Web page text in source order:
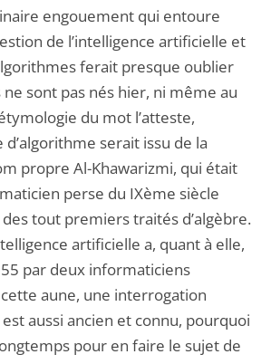
engouement qui entoure
de l’intelligence artificielle et
ferait presque oublier
sont pas nés hier, ni même au
du mot l’atteste,
serait issu de la
propre Al-Khawarizmi, qui était
perse du IXème siècle
tout premiers traités d’algèbre.
artificielle a, quant à elle,
par deux informaticiens
cette aune, une interrogation
aussi ancien et connu, pourquoi
pour en faire le sujet de